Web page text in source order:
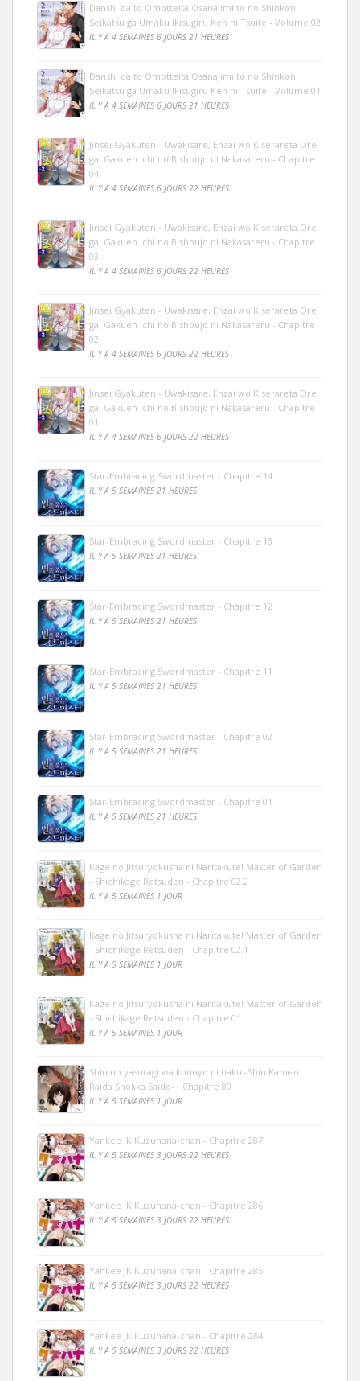
Danshi da to Omotteita Osanajimi to no Shinkon
Seikatsu ga Umaku Ikisugiru Ken ni Tsuite - Volume 02
IL Y A 4 SEMAINES 6 JOURS 21 HEURES
Danshi da to Omotteita Osanajimi to no Shinkon
Seikatsu ga Umaku Ikisugiru Ken ni Tsuite - Volume 01
IL Y A 4 SEMAINES 6 JOURS 21 HEURES
Jinsei Gyakuten - Uwakisare, Enzai wo Kiserareta Ore
ga, Gakuen Ichi no Bishoujo ni Nakasareru - Chapitre
04
IL Y A 4 SEMAINES 6 JOURS 22 HEURES
Jinsei Gyakuten - Uwakisare, Enzai wo Kiserareta Ore
ga, Gakuen Ichi no Bishoujo ni Nakasareru - Chapitre
03
IL Y A 4 SEMAINES 6 JOURS 22 HEURES
Jinsei Gyakuten - Uwakisare, Enzai wo Kiserareta Ore
ga, Gakuen Ichi no Bishoujo ni Nakasareru - Chapitre
02
IL Y A 4 SEMAINES 6 JOURS 22 HEURES
Jinsei Gyakuten - Uwakisare, Enzai wo Kiserareta Ore
ga, Gakuen Ichi no Bishoujo ni Nakasareru - Chapitre
01
IL Y A 4 SEMAINES 6 JOURS 22 HEURES
Star-Embracing Swordmaster - Chapitre 14
IL Y A 5 SEMAINES 21 HEURES
Star-Embracing Swordmaster - Chapitre 13
IL Y A 5 SEMAINES 21 HEURES
Star-Embracing Swordmaster - Chapitre 12
IL Y A 5 SEMAINES 21 HEURES
Star-Embracing Swordmaster - Chapitre 11
IL Y A 5 SEMAINES 21 HEURES
Star-Embracing Swordmaster - Chapitre 02
IL Y A 5 SEMAINES 21 HEURES
Star-Embracing Swordmaster - Chapitre 01
IL Y A 5 SEMAINES 21 HEURES
Kage no Jitsuryokusha ni Naritakute! Master of Garden
- Shichikage Retsuden - Chapitre 02.2
IL Y A 5 SEMAINES 1 JOUR
Kage no Jitsuryokusha ni Naritakute! Master of Garden
- Shichikage Retsuden - Chapitre 02.1
IL Y A 5 SEMAINES 1 JOUR
Kage no Jitsuryokusha ni Naritakute! Master of Garden
- Shichikage Retsuden - Chapitre 01
IL Y A 5 SEMAINES 1 JOUR
Shin no yasuragi wa konoyo ni naku -Shin Kamen
Raida Shokka Saido- - Chapitre 80
IL Y A 5 SEMAINES 1 JOUR
Yankee JK Kuzuhana-chan - Chapitre 287
IL Y A 5 SEMAINES 3 JOURS 22 HEURES
Yankee JK Kuzuhana-chan - Chapitre 286
IL Y A 5 SEMAINES 3 JOURS 22 HEURES
Yankee JK Kuzuhana-chan - Chapitre 285
IL Y A 5 SEMAINES 3 JOURS 22 HEURES
Yankee JK Kuzuhana-chan - Chapitre 284
IL Y A 5 SEMAINES 3 JOURS 22 HEURES